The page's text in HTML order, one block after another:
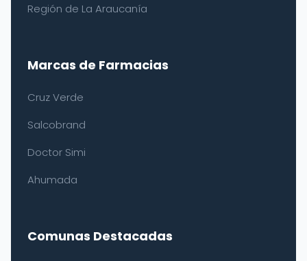
Región de La Araucanía
Marcas de Farmacias
Cruz Verde
Salcobrand
Doctor Simi
Ahumada
Comunas Destacadas